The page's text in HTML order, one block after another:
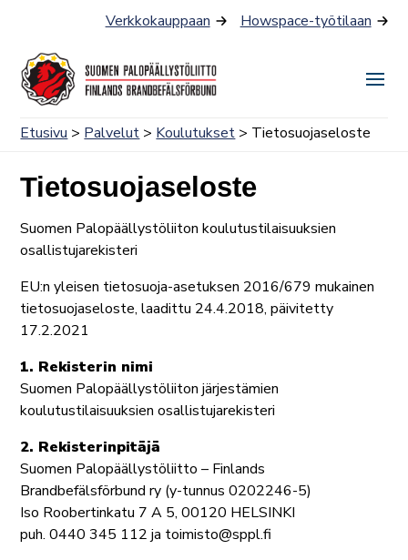
Verkkokauppaan Howspace-työtilaan
Etusivu > Palvelut > Koulutukset > Tietosuojaseloste
Tietosuojaseloste
Suomen Palopäällystöliiton koulutustilaisuuksien
osallistujarekisteri
EU:n yleisen tietosuoja-asetuksen 2016/679 mukainen
tietosuojaseloste, laadittu 24.4.2018, päivitetty
17.2.2021
1. Rekisterin nimi
Suomen Palopäällystöliiton järjestämien
koulutustilaisuuksien osallistujarekisteri
2. Rekisterinpitäjä
Suomen Palopäällystöliitto – Finlands
Brandbefälsförbund ry (y-tunnus 0202246-5)
Iso Roobertinkatu 7 A 5, 00120 HELSINKI
puh. 0440 345 112 ja toimisto@sppl.fi